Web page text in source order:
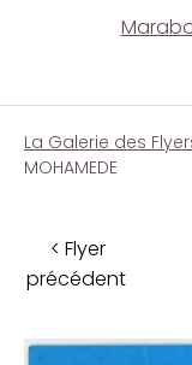
La Galerie des
MOHAMEDE
< Flyer
précédent